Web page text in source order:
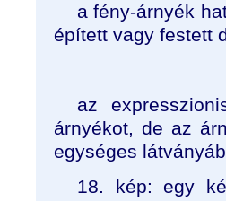
a fény-árnyék
épített vagy festett
az
árnyékot, de az
egységes
18. kép: egy